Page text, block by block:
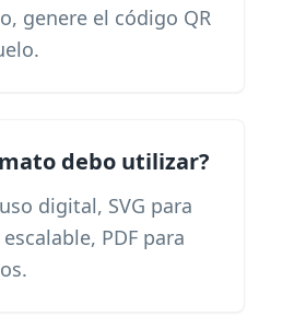
genere el código QR
debo utilizar?
digital, SVG para
PDF para